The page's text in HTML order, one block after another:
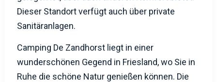
Dieser Standort verfügt auch über private
Sanitäranlagen.
Camping De Zandhorst liegt in einer
wunderschönen Gegend in Friesland, wo Sie in
Ruhe die schöne Natur genießen können. Die